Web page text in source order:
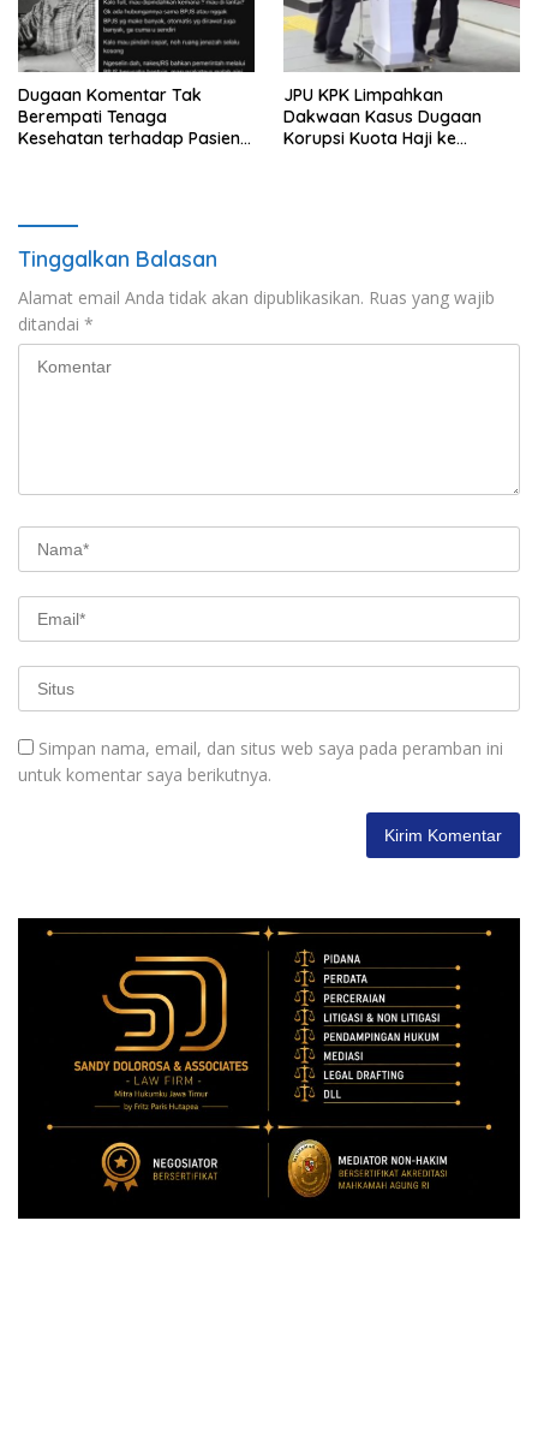
Dugaan Komentar Tak
Berempati Tenaga
Kesehatan terhadap Pasien
JPU KPK Limpahkan
Dakwaan Kasus Dugaan
Korupsi Kuota Haji ke
Tinggalkan Balasan
Alamat email Anda tidak akan dipublikasikan. Ruas yang wajib
ditandai *
Simpan nama, email, dan situs web saya pada peramban ini
untuk komentar saya berikutnya.